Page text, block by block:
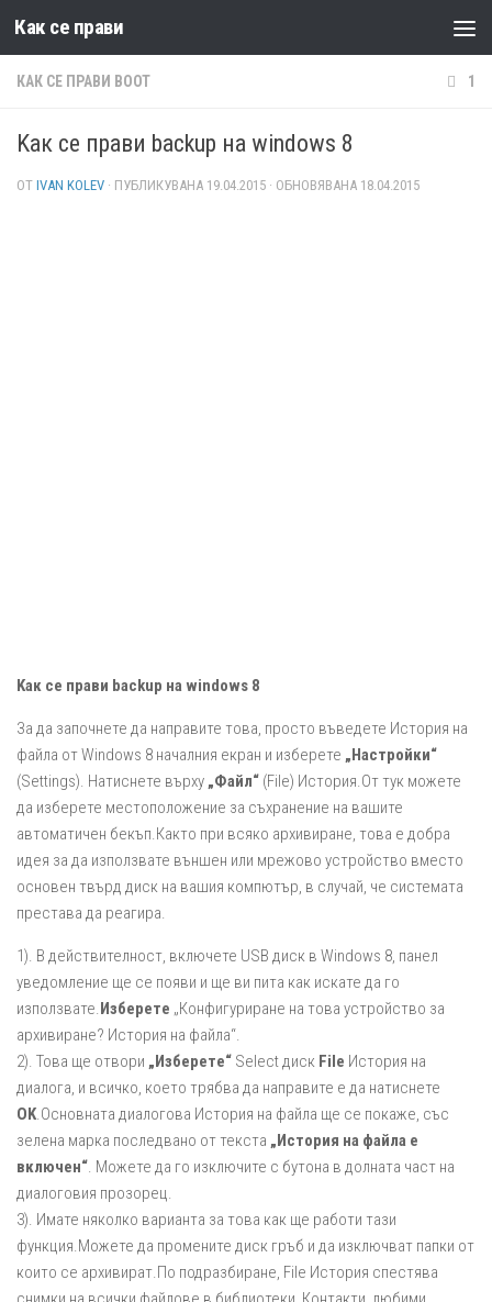
Към съдържанието
Как се прави
КАК СЕ ПРАВИ BOOT 1
Kак се прави backup на windows 8
ОТ IVAN KOLEV · ПУБЛИКУВАНА 19.04.2015 · ОБНОВЯВАНА 18.04.2015
Kак се прави backup на windows 8
За да започнете да направите това, просто въведете История на
файла от Windows 8 началния екран и изберете „Настройки“
(Settings). Натиснете върху „Файл“ (File) История.От тук можете
да изберете местоположение за съхранение на вашите
автоматичен бекъп.Както при всяко архивиране, това е добра
идея за да използвате външен или мрежово устройство вместо
основен твърд диск на вашия компютър, в случай, че системата
престава да реагира.
1). В действителност, включете USB диск в Windows 8, панел
уведомление ще се появи и ще ви пита как искате да го
използвате.Изберете „Конфигуриране на това устройство за
архивиране? История на файла“.
2). Това ще отвори „Изберете“ Select диск File История на
диалога, и всичко, което трябва да направите е да натиснете
OK.Основната диалоговa История на файла ще се покаже, със
зелена марка последвано от текста „История на файла е
включен“. Можете да го изключите с бутона в долната част на
диалоговия прозорец.
3). Имате няколко варианта за това как ще работи тази
функция.Можете да промените диск гръб и да изключват папки от
които се архивират.По подразбиране, File История спестява